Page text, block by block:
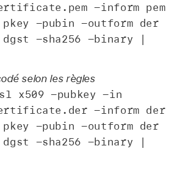
-inform pem
-pubin -outform der
-sha256 -binary |
selon les règles
x509 -pubkey -in
-inform der
-pubin -outform der
-sha256 -binary |